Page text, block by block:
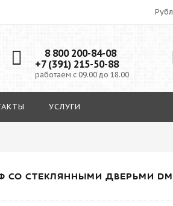
8 800 200-84-08
+7 (391) 215-50-88
работаем с 09.00 до 18.00
УСЛУГИ
СТЕКЛЯННЫМИ ДВЕРЬМИ